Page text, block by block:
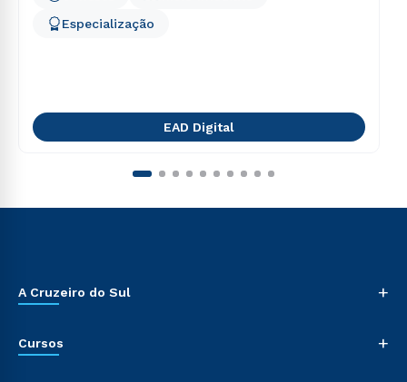
Especialização
EAD Digital
A Cruzeiro do Sul +
Cursos +